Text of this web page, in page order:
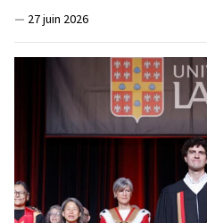
— 27 juin 2026